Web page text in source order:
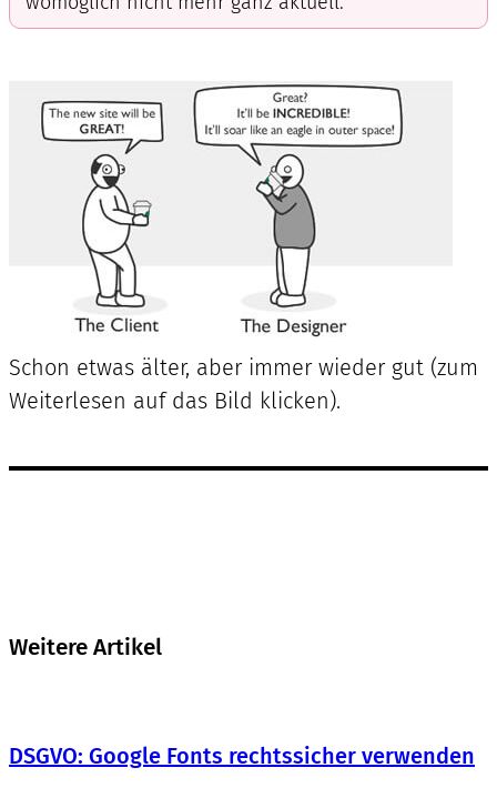
Schon etwas älter, aber immer wieder gut (zum
Weiterlesen auf das Bild klicken).
Weitere Artikel
DSGVO: Google Fonts rechtssicher verwenden